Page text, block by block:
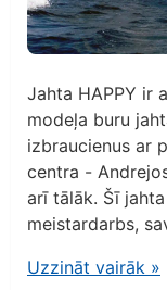
Jahta HAPPY ir
modeļa buru
izbraucienus ar
centra -
arī tālāk. Šī
meistardarbs,
Uzzināt vairāk »